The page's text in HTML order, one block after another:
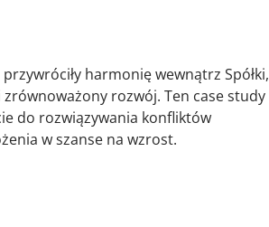
harmonię wewnątrz Spółki,
rozwój. Ten case study
do rozwiązywania konfliktów
w szanse na wzrost.